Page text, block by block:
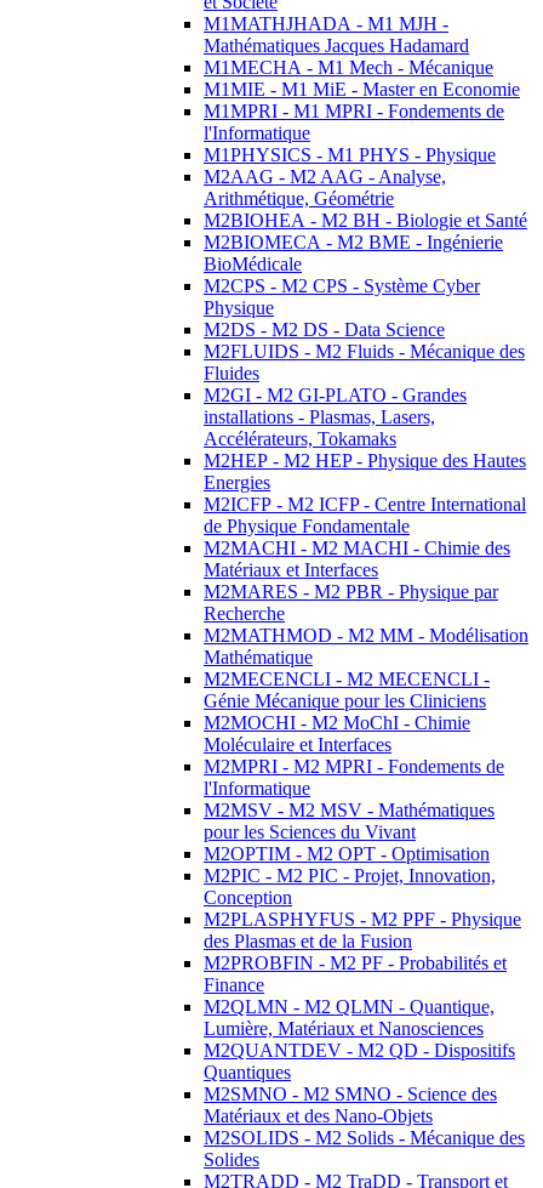
M1MATHJHADA - M1 MJH -
Mathématiques Jacques Hadamard
M1MECHA - M1 Mech - Mécanique
M1MIE - M1 MiE - Master en Economie
M1MPRI - M1 MPRI - Fondements de
l'Informatique
M1PHYSICS - M1 PHYS - Physique
M2AAG - M2 AAG - Analyse,
Arithmétique, Géométrie
M2BIOHEA - M2 BH - Biologie et Santé
M2BIOMECA - M2 BME - Ingénierie
BioMédicale
M2CPS - M2 CPS - Système Cyber
Physique
M2DS - M2 DS - Data Science
M2FLUIDS - M2 Fluids - Mécanique des
Fluides
M2GI - M2 GI-PLATO - Grandes
installations - Plasmas, Lasers,
Accélérateurs, Tokamaks
M2HEP - M2 HEP - Physique des Hautes
Energies
M2ICFP - M2 ICFP - Centre International
de Physique Fondamentale
M2MACHI - M2 MACHI - Chimie des
Matériaux et Interfaces
M2MARES - M2 PBR - Physique par
Recherche
M2MATHMOD - M2 MM - Modélisation
Mathématique
M2MECENCLI - M2 MECENCLI -
Génie Mécanique pour les Cliniciens
M2MOCHI - M2 MoChI - Chimie
Moléculaire et Interfaces
M2MPRI - M2 MPRI - Fondements de
l'Informatique
M2MSV - M2 MSV - Mathématiques
pour les Sciences du Vivant
M2OPTIM - M2 OPT - Optimisation
M2PIC - M2 PIC - Projet, Innovation,
Conception
M2PLASPHYFUS - M2 PPF - Physique
des Plasmas et de la Fusion
M2PROBFIN - M2 PF - Probabilités et
Finance
M2QLMN - M2 QLMN - Quantique,
Lumière, Matériaux et Nanosciences
M2QUANTDEV - M2 QD - Dispositifs
Quantiques
M2SMNO - M2 SMNO - Science des
Matériaux et des Nano-Objets
M2SOLIDS - M2 Solids - Mécanique des
Solides
M2TRADD - M2 TraDD - Transport et